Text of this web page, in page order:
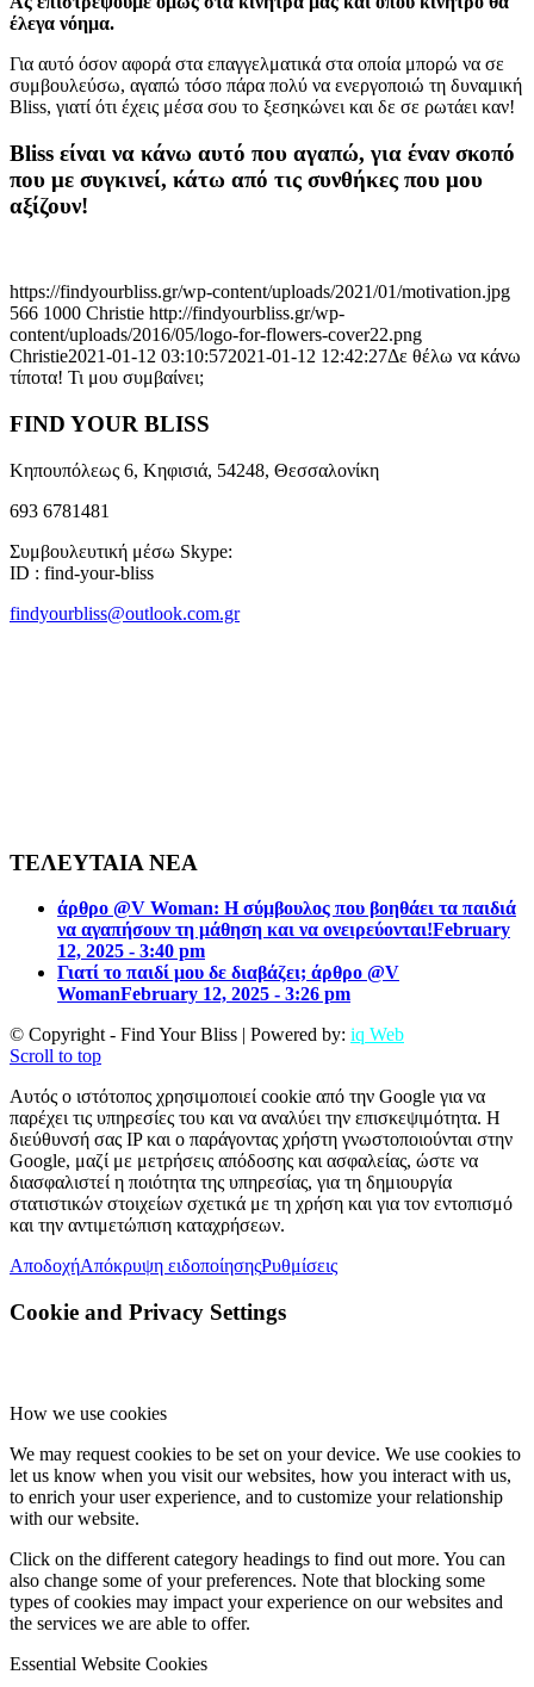
έλεγα νόημα.
Για αυτό όσον αφορά στα επαγγελματικά στα οποία μπορώ να σε
συμβουλεύσω, αγαπώ τόσο πάρα πολύ να ενεργοποιώ τη δυναμική
Bliss, γιατί ότι έχεις μέσα σου το ξεσηκώνει και δε σε ρωτάει καν!
Bliss είναι να κάνω αυτό που αγαπώ, για έναν σκοπό
που με συγκινεί, κάτω από τις συνθήκες που μου
αξίζουν!
https://findyourbliss.gr/wp-content/uploads/2021/01/motivation.jpg
566 1000 Christie http://findyourbliss.gr/wp-
content/uploads/2016/05/logo-for-flowers-cover22.png
Christie2021-01-12 03:10:572021-01-12 12:42:27Δε θέλω να κάνω
τίποτα! Τι μου συμβαίνει;
FIND YOUR BLISS
Κηπουπόλεως 6, Κηφισιά, 54248, Θεσσαλονίκη
693 6781481
Συμβουλευτική μέσω Skype:
ID : find-your-bliss
findyourbliss@outlook.com.gr
ΤΕΛΕΥΤΑΙΑ ΝΕΑ
άρθρο @V Woman: Η σύμβουλος που βοηθάει τα παιδιά
να αγαπήσουν τη μάθηση και να ονειρεύονται!February
12, 2025 - 3:40 pm
Γιατί το παιδί μου δε διαβάζει; άρθρο @V
WomanFebruary 12, 2025 - 3:26 pm
© Copyright - Find Your Bliss | Powered by: iq Web
Scroll to top
Αυτός ο ιστότοπος χρησιμοποιεί cookie από την Google για να
παρέχει τις υπηρεσίες του και να αναλύει την επισκεψιμότητα. Η
διεύθυνσή σας IP και ο παράγοντας χρήστη γνωστοποιούνται στην
Google, μαζί με μετρήσεις απόδοσης και ασφαλείας, ώστε να
διασφαλιστεί η ποιότητα της υπηρεσίας, για τη δημιουργία
στατιστικών στοιχείων σχετικά με τη χρήση και για τον εντοπισμό
και την αντιμετώπιση καταχρήσεων.
ΑποδοχήΑπόκρυψη ειδοποίησηςΡυθμίσεις
Cookie and Privacy Settings
How we use cookies
We may request cookies to be set on your device. We use cookies to
let us know when you visit our websites, how you interact with us,
to enrich your user experience, and to customize your relationship
with our website.
Click on the different category headings to find out more. You can
also change some of your preferences. Note that blocking some
types of cookies may impact your experience on our websites and
the services we are able to offer.
Essential Website Cookies